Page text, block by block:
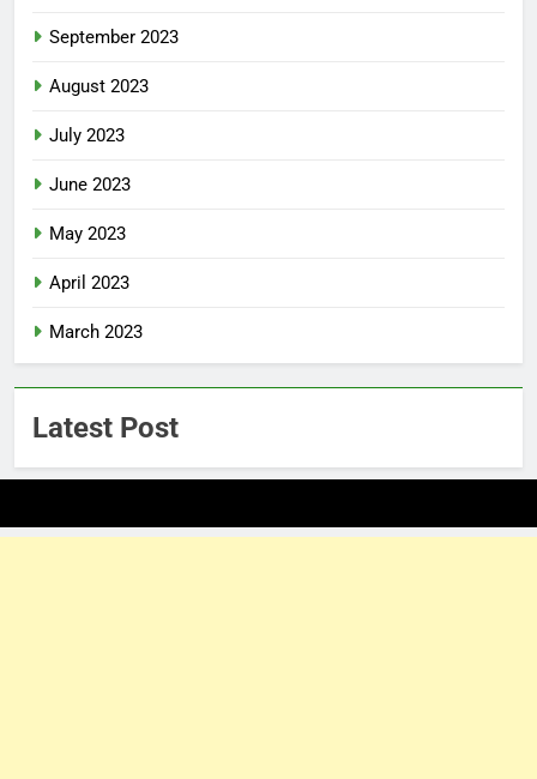
September 2023
August 2023
July 2023
June 2023
May 2023
April 2023
March 2023
Latest Post